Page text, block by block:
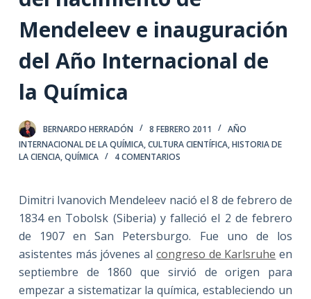
Mendeleev e inauguración
del Año Internacional de
la Química
BERNARDO HERRADÓN 8 FEBRERO 2011
AÑO
INTERNACIONAL DE LA QUÍMICA,CULTURA CIENTÍFICA,HISTORIA DE
LA CIENCIA,QUÍMICA 4 COMENTARIOS
Dimitri Ivanovich Mendeleev nació el 8 de febrero de
1834 en Tobolsk (Siberia) y falleció el 2 de febrero
de 1907 en San Petersburgo. Fue uno de los
asistentes más jóvenes al congreso de Karlsruhe en
septiembre de 1860 que sirvió de origen para
empezar a sistematizar la química, estableciendo un